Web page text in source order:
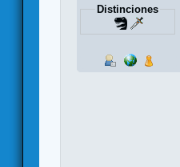
Distinciones